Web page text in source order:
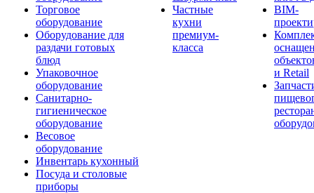
Торговое
оборудование
Оборудование для
раздачи готовых
блюд
Упаковочное
оборудование
Санитарно-
гигиеническое
оборудование
Весовое
оборудование
Инвентарь кухонный
Посуда и столовые
приборы
Частные
кухни
премиум-
класса
BIM-
и Retail